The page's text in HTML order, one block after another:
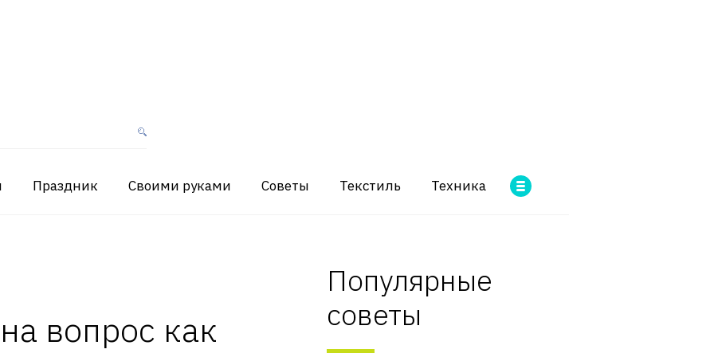
Праздник Своими руками Советы Текстиль Техника
вопрос как
Популярные
советы